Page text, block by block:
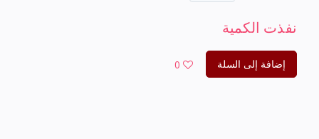
نفذت الكمية
إضافة إلى السلة 0